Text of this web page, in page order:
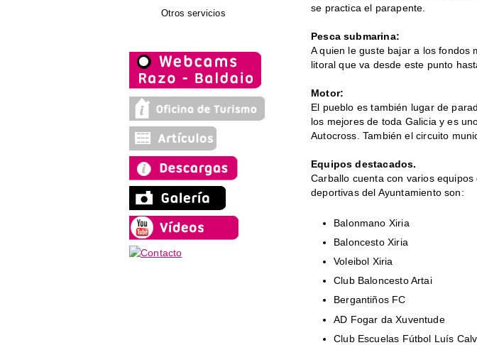
se practica el parapente.
Pesca submarina:
A quien le guste bajar a los fondos
litoral que va desde este punto
Motor:
El pueblo es también lugar de
los mejores de toda Galicia y es
Autocross. También el circuito
Equipos destacados.
Carballo cuenta con varios
deportivas del Ayuntamiento son:
Balonmano Xiria
Baloncesto Xiria
Voleibol Xiria
Club Baloncesto Artai
Bergantiños FC
AD Fogar da Xuventude
Club Escuelas Fútbol Luís
Otros servicios